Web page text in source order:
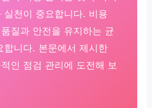
실천이 중요합니다. 비용
질과 안전을 유지하는 균
합니다. 본문에서 제시한
인 점검 관리에 도전해 보